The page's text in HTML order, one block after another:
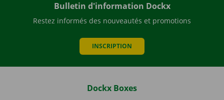
Bulletin d'information Dockx
Restez informés des nouveautés et promotions
INSCRIPTION
Dockx Boxes